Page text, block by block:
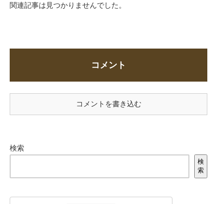
関連記事は見つかりませんでした。
コメント
コメントを書き込む
検索
検
索